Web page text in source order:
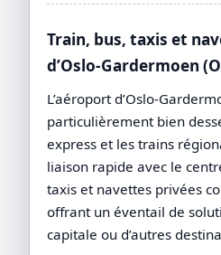
Train, bus, taxis et
d’Oslo-Gardermoen
L’aéroport d’Oslo-
particulièrement bien
express et les trains
liaison rapide avec le
taxis et navettes privées
offrant un éventail de
capitale ou d’autres